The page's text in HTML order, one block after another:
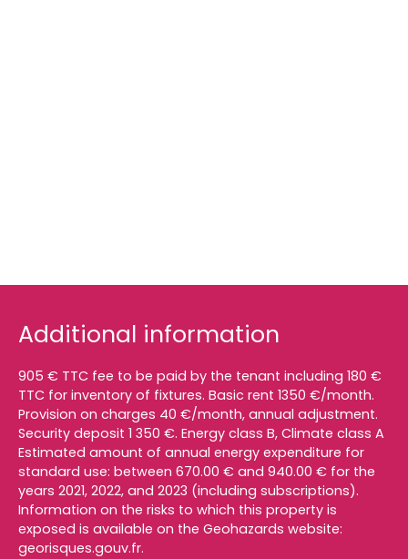
Additional information
905 € TTC fee to be paid by the tenant including 180 €
TTC for inventory of fixtures. Basic rent 1350 €/month.
Provision on charges 40 €/month, annual adjustment.
Security deposit 1 350 €. Energy class B, Climate class A
Estimated amount of annual energy expenditure for
standard use: between 670.00 € and 940.00 € for the
years 2021, 2022, and 2023 (including subscriptions).
Information on the risks to which this property is
exposed is available on the Geohazards website:
georisques.gouv.fr.